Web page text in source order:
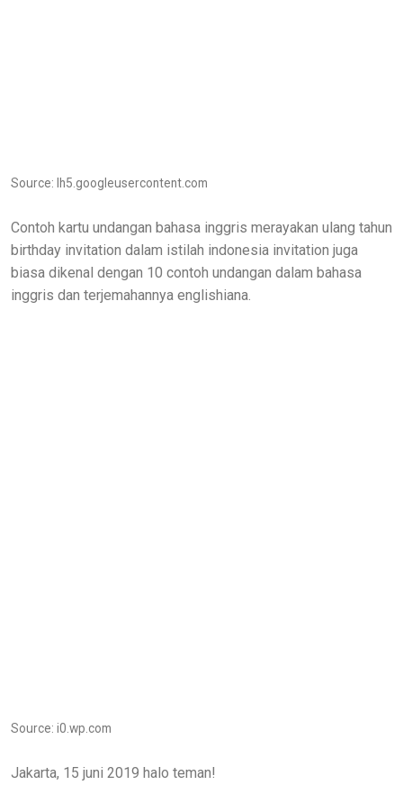
Source: lh5.googleusercontent.com
Contoh kartu undangan bahasa inggris merayakan ulang tahun
birthday invitation dalam istilah indonesia invitation juga
biasa dikenal dengan 10 contoh undangan dalam bahasa
inggris dan terjemahannya englishiana.
Source: i0.wp.com
Jakarta, 15 juni 2019 halo teman!